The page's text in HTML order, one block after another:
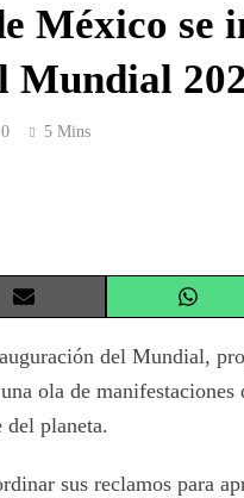
México se
Mundial
0 5 Mins
Share
Email
Share
del Mundial,
ola de manifestaciones
del planeta.
sus reclamos para